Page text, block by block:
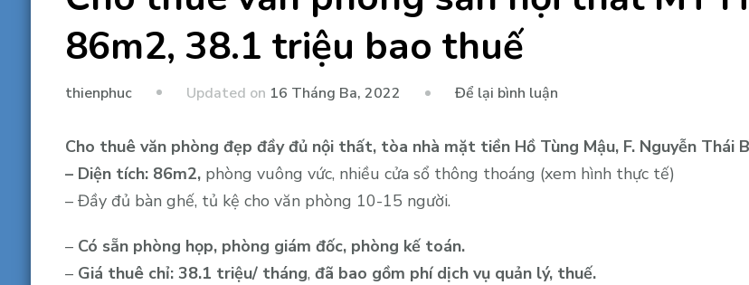
86m2, 38.1 triệu bao thuế
thienphuc Updated on 16 Tháng Ba, 2022 Để lại bình luậntại
thuê
thất
Cho thuê văn phòng đẹp đầy đủ nội thất, tòa nhà mặt tiền Hồ Tùng Mậu, F. Nguyễn Thái
– Diện tích: 86m2,phòng vuông vức, nhiều cửa sổ thông thoáng (xem hình thực tế)
– Đầy đủ bàn ghế, tủ kệ cho văn phòng 10-15 người.
– Có sẵn phòng họp, phòng giám đốc, phòng kế toán.
–Giá thuê chỉ: 38.1 triệu/ tháng, đã bao gồm phí dịch vụ quản lý, thuế.